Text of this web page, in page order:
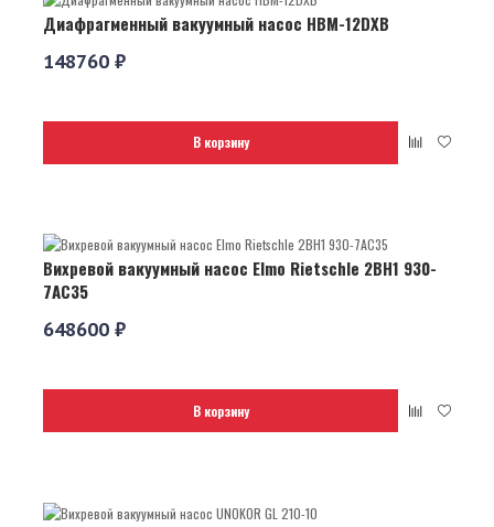
Диафрагменный вакуумный насос НВМ-12DХВ
148760 ₽
В корзину
Вихревой вакуумный насос Elmo Rietschle 2BH1 930-
7AC35
648600 ₽
В корзину